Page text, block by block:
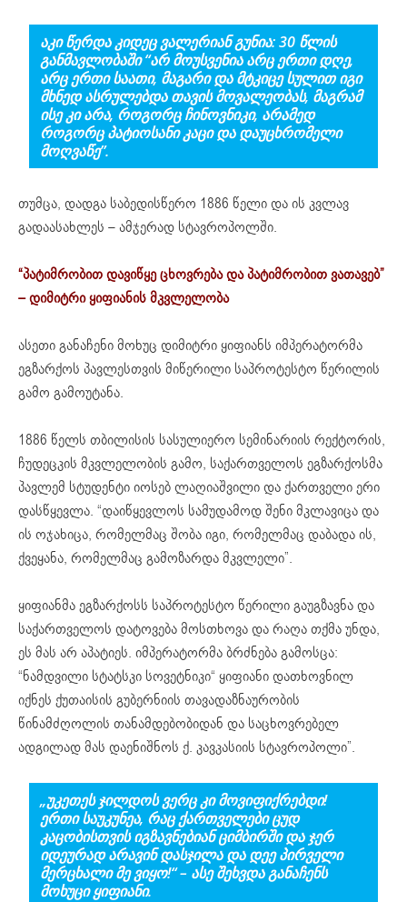
ᲐᲙᲘ ᲬᲔᲠᲓᲐ ᲙᲘᲓᲔᲪ ᲕᲐᲚᲔᲠᲘᲐᲜ ᲒᲣᲜᲘᲐ: 30 ᲬᲚᲘᲡ
ᲒᲐᲜᲛᲐᲕᲚᲝᲑᲐᲨᲘ “ᲐᲠ ᲛᲝᲣᲡᲕᲔᲜᲘᲐ ᲐᲠᲪ ᲔᲠᲗᲘ ᲓᲦᲔ,
ᲐᲠᲪ ᲔᲠᲗᲘ ᲡᲐᲐᲗᲘ, ᲛᲐᲒᲐᲠᲘ ᲓᲐ ᲛᲢᲙᲘᲪᲔ ᲡᲣᲚᲘᲗ ᲘᲒᲘ
ᲛᲮᲜᲔᲓ ᲐᲡᲠᲣᲚᲔᲑᲓᲐ ᲗᲐᲕᲘᲡ ᲛᲝᲕᲐᲚᲔᲝᲑᲐᲡ, ᲛᲐᲒᲠᲐᲛ
ᲘᲡᲔ ᲙᲘ ᲐᲠᲐ, ᲠᲝᲒᲝᲠᲪ ᲩᲘᲜᲝᲕᲜᲘᲙᲘ, ᲐᲠᲐᲛᲔᲓ
ᲠᲝᲒᲝᲠᲪ ᲞᲐᲢᲘᲝᲡᲐᲜᲘ ᲙᲐᲪᲘ ᲓᲐ ᲓᲐᲣᲪᲮᲠᲝᲛᲔᲚᲘ
ᲛᲝᲦᲕᲐᲬᲔ”.
თუმცა, დადგა საბედისწერო 1886 წელი და ის კვლავ
გადაასახლეს – ამჯერად სტავროპოლში.
“პატიმრობით დავიწყე ცხოვრება და პატიმრობით ვათავებ”
– დიმიტრი ყიფიანის მკვლელობა
ასეთი განაჩენი მოხუც დიმიტრი ყიფიანს იმპერატორმა
ეგზარქოს პავლესთვის მიწერილი საპროტესტო წერილის
გამო გამოუტანა.
1886 წელს თბილისის სასულიერო სემინარიის რექტორის,
ჩუდეცკის მკვლელობის გამო, საქართველოს ეგზარქოსმა
პავლემ სტუდენტი იოსებ ლაღიაშვილი და ქართველი ერი
დასწყევლა. “დაიწყევლოს სამუდამოდ შენი მკლავიცა და
ის ოჯახიცა, რომელმაც შობა იგი, რომელმაც დაბადა ის,
ქვეყანა, რომელმაც გამოზარდა მკვლელი”.
ყიფიანმა ეგზარქოსს საპროტესტო წერილი გაუგზავნა და
საქართველოს დატოვება მოსთხოვა და რაღა თქმა უნდა,
ეს მას არ აპატიეს. იმპერატორმა ბრძნება გამოსცა:
“ნამდვილი სტატსკი სოვეტნიკი“ ყიფიანი დათხოვნილ
იქნეს ქუთაისის გუბერნიის თავადაზნაურობის
წინამძღოლის თანამდებობიდან და საცხოვრებელ
ადგილად მას დაენიშნოს ქ. კავკასიის სტავროპოლი”.
„ᲣᲙᲔᲗᲔᲡ ᲯᲘᲚᲓᲝᲡ ᲕᲔᲠᲪ ᲙᲘ ᲛᲝᲕᲘᲤᲘᲥᲠᲔᲑᲓᲘ!
ᲔᲠᲗᲘ ᲡᲐᲣᲙᲣᲜᲔᲐ, ᲠᲐᲪ ᲥᲐᲠᲗᲕᲔᲚᲔᲑᲘ ᲪᲣᲓ
ᲙᲐᲪᲝᲑᲘᲡᲗᲕᲘᲡ ᲘᲒᲖᲐᲕᲜᲔᲑᲘᲐᲜ ᲪᲘᲛᲑᲘᲠᲨᲘ ᲓᲐ ᲯᲔᲠ
ᲘᲓᲔᲣᲠᲐᲓ ᲐᲠᲐᲕᲘᲜ ᲓᲐᲡᲯᲘᲚᲐ ᲓᲐ ᲓᲔᲔ ᲞᲘᲠᲕᲔᲚᲘ
ᲛᲔᲠᲪᲮᲐᲚᲘ ᲛᲔ ᲕᲘᲧᲝ!“ – ᲐᲡᲔ ᲨᲔᲮᲕᲓᲐ ᲒᲐᲜᲐᲩᲔᲜᲡ
ᲛᲝᲮᲣᲪᲘ ᲧᲘᲤᲘᲐᲜᲘ.